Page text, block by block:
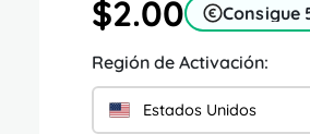
$2.00
Consigue
Región de Activación:
Estados Unidos